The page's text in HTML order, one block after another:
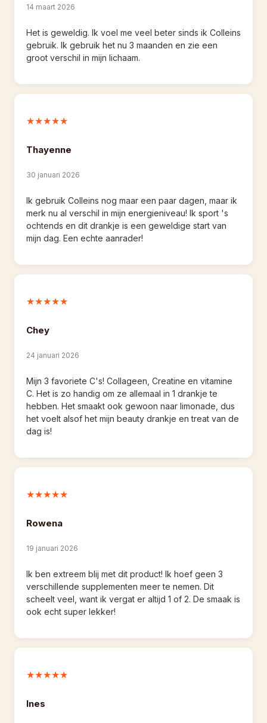
14 maart 2026
Het is geweldig. Ik voel me veel beter sinds ik Colleins
gebruik. Ik gebruik het nu 3 maanden en zie een
groot verschil in mijn lichaam.
★★★★★
Thayenne
30 januari 2026
Ik gebruik Colleins nog maar een paar dagen, maar ik
merk nu al verschil in mijn energieniveau! Ik sport 's
ochtends en dit drankje is een geweldige start van
mijn dag. Een echte aanrader!
★★★★★
Chey
24 januari 2026
Mijn 3 favoriete C's! Collageen, Creatine en vitamine
C. Het is zo handig om ze allemaal in 1 drankje te
hebben. Het smaakt ook gewoon naar limonade, dus
het voelt alsof het mijn beauty drankje en treat van de
dag is!
★★★★★
Rowena
19 januari 2026
Ik ben extreem blij met dit product! Ik hoef geen 3
verschillende supplementen meer te nemen. Dit
scheelt veel, want ik vergat er altijd 1 of 2. De smaak is
ook echt super lekker!
★★★★★
Ines